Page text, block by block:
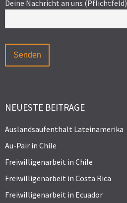
Deine Nachricht an uns (Pflichtfeld)
NEUESTE BEITRÄGE
Auslandsaufenthalt Lateinamerika
Au-Pair in Chile
Freiwilligenarbeit in Chile
Freiwilligenarbeit in Costa Rica
Freiwilligenarbeit in Ecuador